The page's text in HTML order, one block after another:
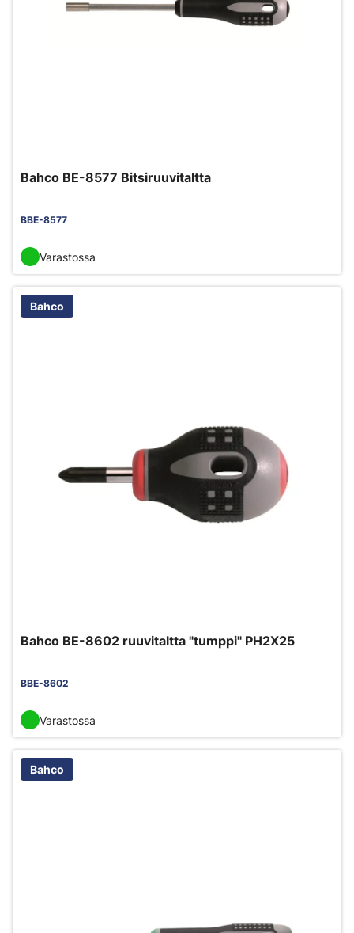
Bahco BE-8577 Bitsiruuvitaltta
BBE-8577
Varastossa
Bahco
Bahco BE-8602 ruuvitaltta "tumppi" PH2X25
BBE-8602
Varastossa
Bahco